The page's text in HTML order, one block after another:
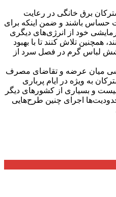
برق خانگی در رعایت
حساس باشند و ضمن اینکه برای
خود از انرژی‌های دیگری
همچنین تلاش کنند تا با بهبود
لباس گرم در فصل سرد از
میان عرضه و تقاضای مصرف
به ویژه در ایام پرباری
و بسیاری از کشورهای دیگر
اجرای چنین طرح‌هایی